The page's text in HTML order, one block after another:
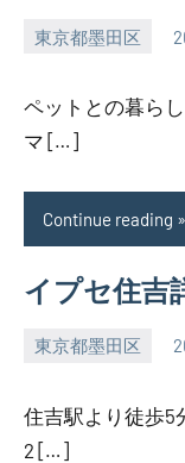
東京都墨田区
SEZIMO
ペットとの暮ら
マ […]
Continue reading
イプセ住吉
東京都墨田区
SEZIMO
住吉駅より徒歩5
2 […]